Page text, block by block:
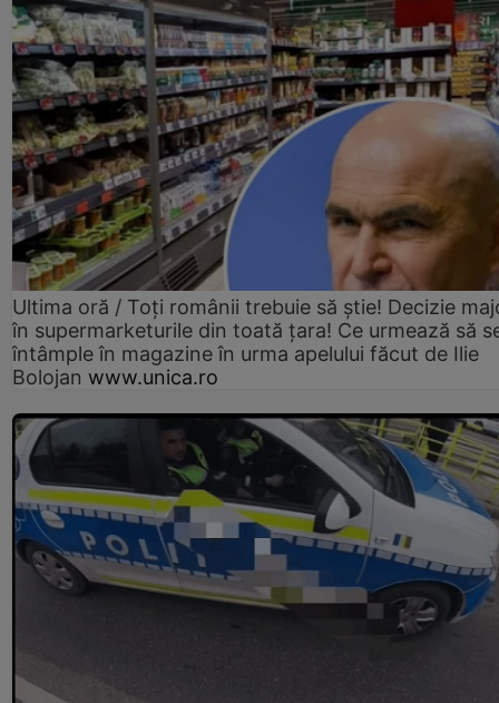
Ultima oră / Toți românii trebuie să știe! Decizie
în supermarketurile din toată țara! Ce urmează să
întâmple în magazine în urma apelului făcut de Ilie
Bolojan www.unica.ro